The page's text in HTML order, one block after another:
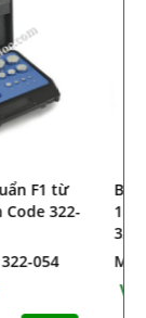
cấp E2
054
313-054